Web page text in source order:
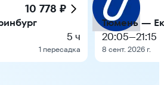
10 778 ₽
5 ч
1 пересадка
Тюмень —
20:05—21:15
8 сент. 2026 г.